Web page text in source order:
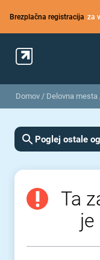
Brezplačna registracija za
Domov / Delovna mesta
Poglej ostale
Ta
je